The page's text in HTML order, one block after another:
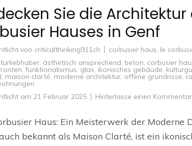
Sie die Architektur
Hauses in Genf
von criticalthinking911ch corbusier haus, le
, ästhetisch ansprechend, beton, corbusier
, funktionalismus, glas, ikonisches gebäude,
, maison clarté, moderne architektur, offene grundrisse,
am 21 Februar 2025 Hinterlasse einen Kommentar
Haus: Ein Meisterwerk der Moderne
bekannt als Maison Clarté, ist ein